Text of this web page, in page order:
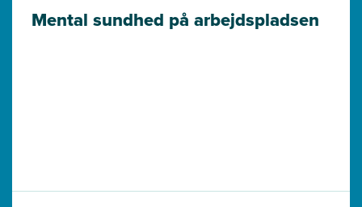
Mental sundhed på arbejdspladsen